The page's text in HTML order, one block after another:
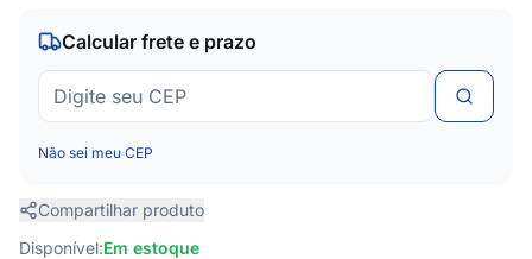
Calcular frete e prazo
Não sei meu CEP
Compartilhar produto
Disponível:Em estoque